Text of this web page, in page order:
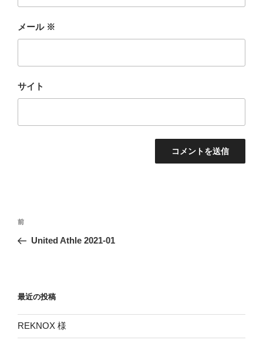
メール ※
サイト
投
ナ
ー
シ
ョ
前
の
前
United Athle 2021-01
最近の投稿
REKNOX 様